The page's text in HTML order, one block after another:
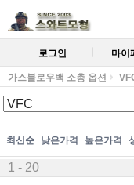
로그인 마이
가스블로우백 소총 옵션
최신순 낮은가격 높은가격
1 - 20